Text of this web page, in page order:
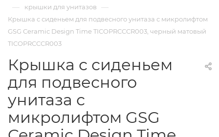
— крышки для унитазов —
Крышка с сиденьем для подвесного унитаза с микролифтом
GSG Ceramic Design Time TICOPRCCCR003, черный матовый
TICOPRCCCR003
Крышка с сиденьем
для подвесного
унитаза с
микролифтом GSG